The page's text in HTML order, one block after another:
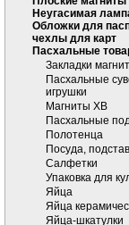
Неугасимая
Обложки для
чехлы для карт
Пасхальные
Закладки
Пасхальные
игрушки
Магниты ХВ
Пасхальные
Полотенца
Посуда,
Салфетки
Упаковка для
Яйца
Яйца
Яйца-шкатулки